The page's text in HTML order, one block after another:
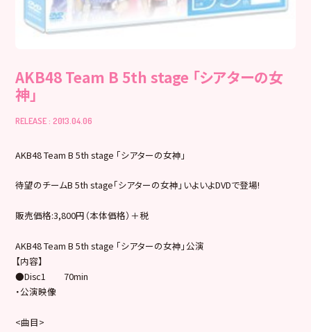
AKB48 Team B 5th stage 「シアターの女
神」
RELEASE : 2013.04.06
AKB48 Team B 5th stage 「シアターの女神」
待望のチームB 5th stage「シアターの女神」いよいよDVDで登場!
販売価格:3,800円（本体価格）＋税
AKB48 Team B 5th stage 「シアターの女神」公演
【内容】
●Disc1 70min
・公演映像
<曲目>